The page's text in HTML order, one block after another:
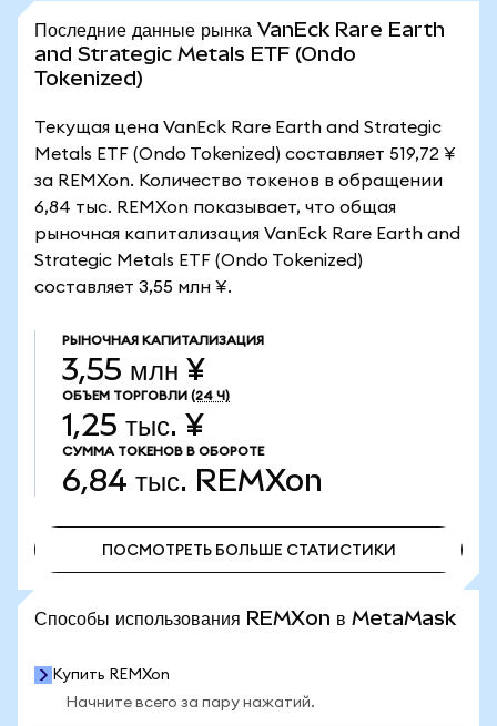
Последние данные рынка VanEck Rare Earth
and Strategic Metals ETF (Ondo
Tokenized)
Текущая цена VanEck Rare Earth and Strategic
Metals ETF (Ondo Tokenized) составляет 519,72 ¥
за REMXon. Количество токенов в обращении
6,84 тыс. REMXon показывает, что общая
рыночная капитализация VanEck Rare Earth and
Strategic Metals ETF (Ondo Tokenized)
составляет 3,55 млн ¥.
РЫНОЧНАЯ КАПИТАЛИЗАЦИЯ
3,55 млн ¥
ОБЪЕМ ТОРГОВЛИ (24 Ч)
1,25 тыс. ¥
СУММА ТОКЕНОВ В ОБОРОТЕ
6,84 тыс. REMXon
ПОСМОТРЕТЬ БОЛЬШЕ СТАТИСТИКИ
Способы использования REMXon в MetaMask
Купить REMXon
Начните всего за пару нажатий.